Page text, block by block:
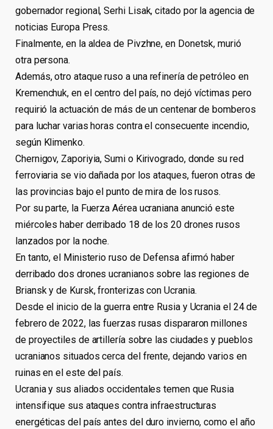
gobernador regional, Serhi Lisak, citado por la agencia de
noticias Europa Press.
Finalmente, en la aldea de Pivzhne, en Donetsk, murió
otra persona.
Además, otro ataque ruso a una refinería de petróleo en
Kremenchuk, en el centro del país, no dejó víctimas pero
requirió la actuación de más de un centenar de bomberos
para luchar varias horas contra el consecuente incendio,
según Klimenko.
Chernigov, Zaporiyia, Sumi o Kirivogrado, donde su red
ferroviaria se vio dañada por los ataques, fueron otras de
las provincias bajo el punto de mira de los rusos.
Por su parte, la Fuerza Aérea ucraniana anunció este
miércoles haber derribado 18 de los 20 drones rusos
lanzados por la noche.
En tanto, el Ministerio ruso de Defensa afirmó haber
derribado dos drones ucranianos sobre las regiones de
Briansk y de Kursk, fronterizas con Ucrania.
Desde el inicio de la guerra entre Rusia y Ucrania el 24 de
febrero de 2022, las fuerzas rusas dispararon millones
de proyectiles de artillería sobre las ciudades y pueblos
ucranianos situados cerca del frente, dejando varios en
ruinas en el este del país.
Ucrania y sus aliados occidentales temen que Rusia
intensifique sus ataques contra infraestructuras
energéticas del país antes del duro invierno, como el año